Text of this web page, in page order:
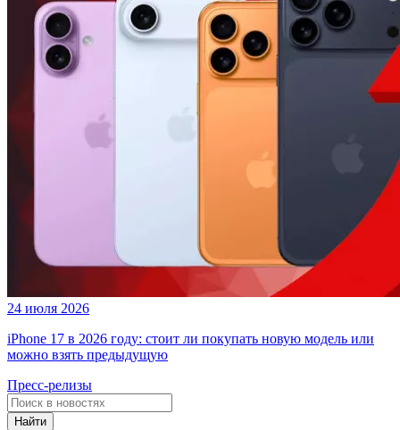
24 июля 2026
iPhone 17 в 2026 году: стоит ли покупать новую модель или
можно взять предыдущую
Пресс-релизы
Найти